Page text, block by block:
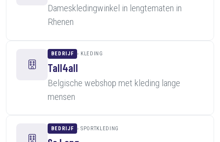
Dameskledingwinkel in lengtematen in
Rhenen
BEDRIJF KLEDING
Tall4all
Belgische webshop met kleding lange
mensen
BEDRIJF SPORTKLEDING